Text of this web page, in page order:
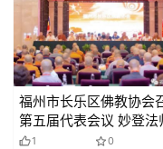
福州市长乐区佛教协会
第五届代表会议 妙登法
选为会长
1 0